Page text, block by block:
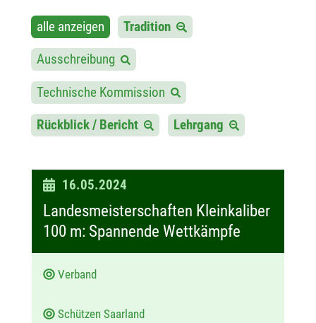
alle anzeigen Tradition
Ausschreibung
Technische Kommission
Rückblick / Bericht Lehrgang
D
a
t
:
16.05.2024
Landesmeisterschaften Kleinkaliber
100 m: Spannende Wettkämpfe
Verband
Schützen Saarland